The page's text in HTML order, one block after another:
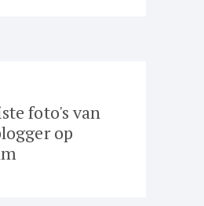
foto's van
op